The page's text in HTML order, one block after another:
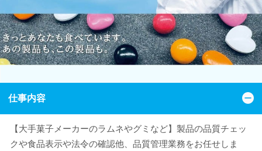
仕事内容
【大手菓子メーカーのラムネやグミなど】製品の品質チェッ
クや食品表示や法令の確認他、品質管理業務をお任せしま